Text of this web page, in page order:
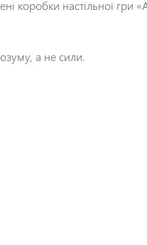
коробки настільної гри
а не сили.